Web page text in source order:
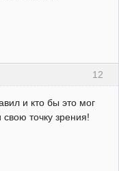
12
и кто бы это мог
точку зрения!